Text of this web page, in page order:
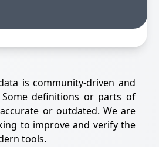
is community-driven and
Some definitions or parts of
or outdated. We are
to improve and verify the
tools.